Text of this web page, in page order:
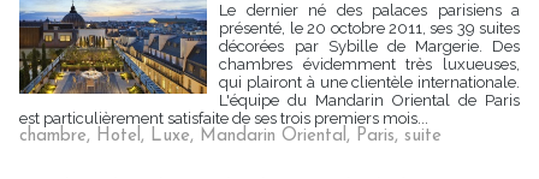
Le dernier né des palaces parisiens a
présenté, le 20 octobre 2011, ses 39 suites
décorées par Sybille de Margerie. Des
chambres évidemment très luxueuses,
qui plairont à une clientèle internationale.
L'équipe du Mandarin Oriental de Paris
est particulièrement satisfaite de ses trois premiers mois...
chambre, Hotel, Luxe, Mandarin Oriental, Paris, suite